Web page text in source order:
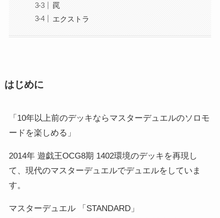
罠
エクストラ
はじめに
「10年以上前のデッキならマスターデュエルのソロモ
ードを楽しめる」
2014年 遊戯王OCG8期 1402環境のデッキを再現し
て、現代のマスターデュエルでデュエルをしていま
す。
マスターデュエル 「STANDARD」